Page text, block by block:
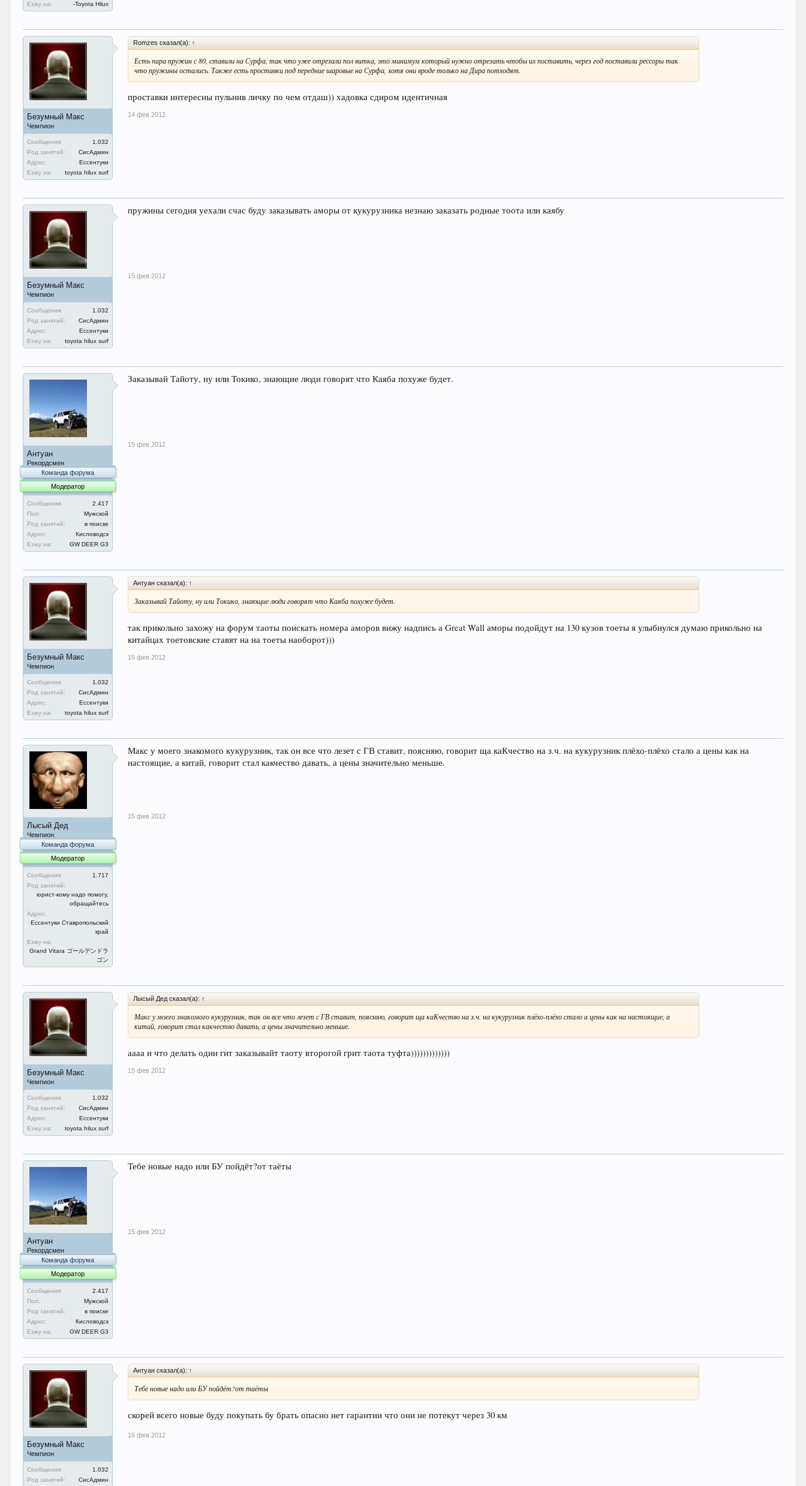
Езжу на:
-Toyota Hilux
Безумный Макс
Чемпион
Сообщения:
1.032
Род занятий:
СисАдмин
Адрес:
Ессентуки
Езжу на:
toyota hilux surf
Romzes сказал(а): ↑
Есть пара пружин с 80, ставили на Сурфа, так что уже отрезали пол витка, это минимум который нужно отрезать чтобы их поставить, через год поставили рессоры так
что пружины остались. Также есть проставки под передние шаровые на Сурфа, хотя они вроде только на Дира потходят.
проставки интересны пульнив личку по чем отдаш)) хадовка сдиром идентичная
14 фев 2012
Безумный Макс
Чемпион
Сообщения:
1.032
Род занятий:
СисАдмин
Адрес:
Ессентуки
Езжу на:
toyota hilux surf
пружины сегодня уехали счас буду заказывать аморы от кукурузника незнаю заказать родные тоота или каябу
15 фев 2012
Антуан
Рекордсмен
Команда форума
Модератор
Сообщения:
2.417
Пол:
Мужской
Род занятий:
в поиске
Адрес:
Кисловодск
Езжу на:
GW DEER G3
Заказывай Тайоту, ну или Токико, знающие люди говорят что Каяба похуже будет.
15 фев 2012
Безумный Макс
Чемпион
Сообщения:
1.032
Род занятий:
СисАдмин
Адрес:
Ессентуки
Езжу на:
toyota hilux surf
Антуан сказал(а): ↑
Заказывай Тайоту, ну или Токико, знающие люди говорят что Каяба похуже будет.
так прикольно захожу на форум таоты поискать номера аморов вижу надпись а Great Wall аморы подойдут на 130 кузов тоеты я улыбнулся думаю прикольно на
китайцах тоетовские ставят на на тоеты наоборот)))
15 фев 2012
Лысый Дед
Чемпион
Команда форума
Модератор
Сообщения:
1.717
Род занятий:
юрист-кому надо помогу,
обращайтесь
Адрес:
Ессентуки Ставропольский
край
Езжу на:
Grand Vitara ゴールデンドラ
ゴン
Макс у моего знакомого кукурузник, так он все что лезет с ГВ ставит, поясняю, говорит ща каКчество на з.ч. на кукурузник плёхо-плёхо стало а цены как на
настоящие, а китай, говорит стал какчество давать, а цены значительно меньше.
15 фев 2012
Безумный Макс
Чемпион
Сообщения:
1.032
Род занятий:
СисАдмин
Адрес:
Ессентуки
Езжу на:
toyota hilux surf
Лысый Дед сказал(а): ↑
Макс у моего знакомого кукурузник, так он все что лезет с ГВ ставит, поясняю, говорит ща каКчество на з.ч. на кукурузник плёхо-плёхо стало а цены как на настоящие, а
китай, говорит стал какчество давать, а цены значительно меньше.
аааа и что делать один гит заказывайт таоту второгой грит таота туфта)))))))))))))
15 фев 2012
Антуан
Рекордсмен
Команда форума
Модератор
Сообщения:
2.417
Пол:
Мужской
Род занятий:
в поиске
Адрес:
Кисловодск
Езжу на:
GW DEER G3
Тебе новые надо или БУ пойдёт?от таёты
15 фев 2012
Безумный Макс
Чемпион
Сообщения:
1.032
Род занятий:
СисАдмин
Антуан сказал(а): ↑
Тебе новые надо или БУ пойдёт?от таёты
скорей всего новые буду покупать бу брать опасно нет гарантии что они не потекут через 30 км
16 фев 2012